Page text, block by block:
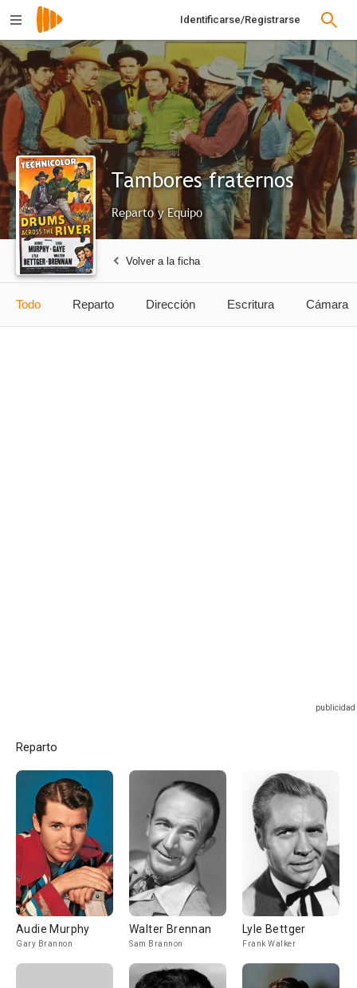
Identificarse/Registrarse
Tambores fraternos
Reparto y Equipo
Volver a la ficha
Todo Reparto Dirección Escritura Cámara
Reparto
Audie Murphy
Gary Brannon
Walter Brennan
Sam Brannon
Lyle Bettger
Frank Walker